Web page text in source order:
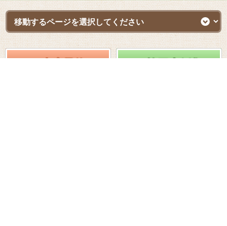
れた場合、当社は、上記「個人情報の利用目的」に記載の各
種サービスのご提供やお問い合わせ等のご対応ができない場
合がございます。また、これによりご本人様が被った損害
（逸失利益を含む）、不利益等について、当社は何らの賠償
責任等を負いません。
（11）当社の個人情報の取扱いに関する苦情、相談等の問